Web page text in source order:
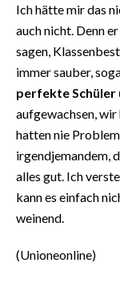
Ich hätte mir das
auch nicht. Denn
sagen,
immer sauber,
perfekte Schüler
aufgewachsen,
hatten nie
irgendjemandem,
alles gut. Ich
kann es einfach
weinend.
(Unioneonline)